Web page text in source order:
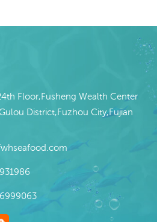
이너 지불: TT / 보자마자
취소 불가능한 LC 확인 배
송: 입금 확인 후 20일 이내
Floor,Fusheng Wealth Center
District,Fuzhou City,Fujian